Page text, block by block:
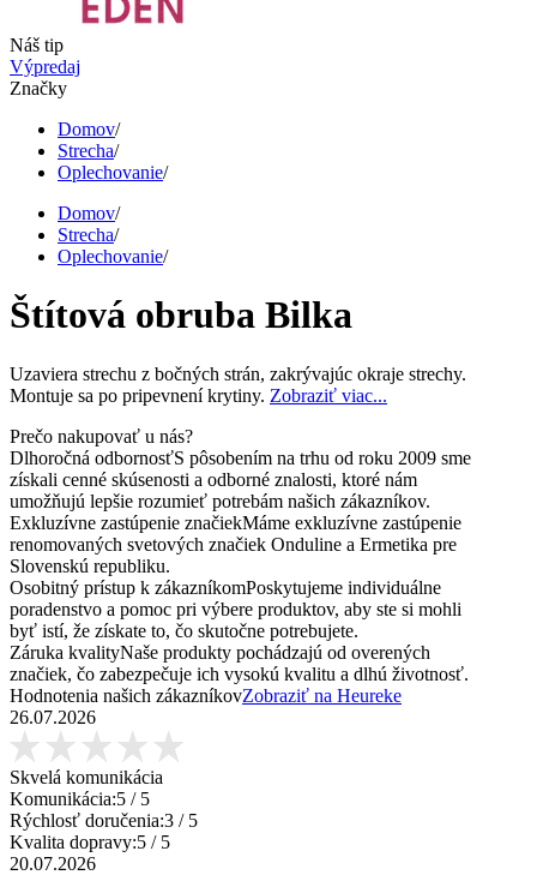
Náš tip
Výpredaj
Značky
Domov/
Strecha/
Oplechovanie/
Domov/
Strecha/
Oplechovanie/
Štítová obruba Bilka
Uzaviera strechu z bočných strán, zakrývajúc okraje strechy.
Montuje sa po pripevnení krytiny. Zobraziť viac...
Prečo nakupovať u nás?
Dlhoročná odbornosťS pôsobením na trhu od roku 2009 sme
získali cenné skúsenosti a odborné znalosti, ktoré nám
umožňujú lepšie rozumieť potrebám našich zákazníkov.
Exkluzívne zastúpenie značiekMáme exkluzívne zastúpenie
renomovaných svetových značiek Onduline a Ermetika pre
Slovenskú republiku.
Osobitný prístup k zákazníkomPoskytujeme individuálne
poradenstvo a pomoc pri výbere produktov, aby ste si mohli
byť istí, že získate to, čo skutočne potrebujete.
Záruka kvalityNaše produkty pochádzajú od overených
značiek, čo zabezpečuje ich vysokú kvalitu a dlhú životnosť.
Hodnotenia našich zákazníkovZobraziť na Heureke
26.07.2026
Skvelá komunikácia
Komunikácia:5 / 5
Rýchlosť doručenia:3 / 5
Kvalita dopravy:5 / 5
20.07.2026